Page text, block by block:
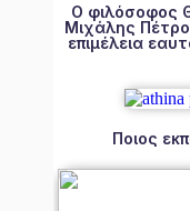
Ο φιλόσοφος
Μιχάλης
επιμέλεια
Ποιος